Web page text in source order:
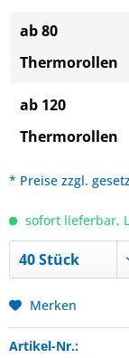
ab 80
Thermorollen
ab 120
Thermorollen
* Preise zzgl.
sofort lieferbar,
Merken
Artikel-Nr.: